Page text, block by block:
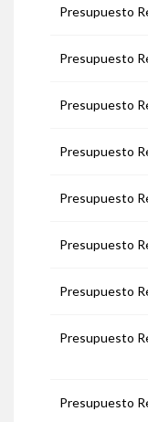
Presupuesto
Presupuesto
Presupuesto
Presupuesto
Presupuesto
Presupuesto
Presupuesto
Presupuesto
Presupuesto